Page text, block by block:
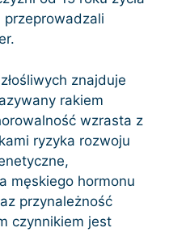
przeprowadzali
znajduje
rakiem
wzrasta z
ryzyka rozwoju
męskiego hormonu
przynależność
czynnikiem jest